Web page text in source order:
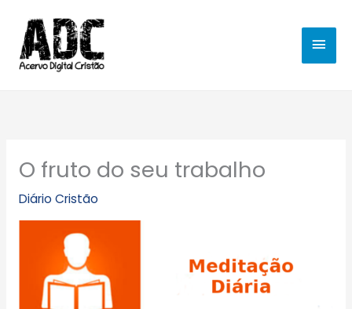
para
conteúdo
O fruto do seu trabalho
Diário Cristão